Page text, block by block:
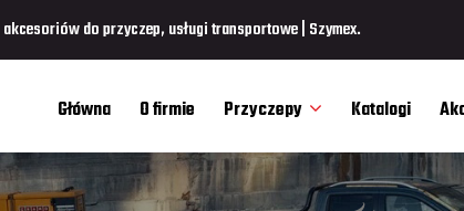
do przyczep, usługi transportowe | Szymex.
Główna O firmie Przyczepy Katalogi